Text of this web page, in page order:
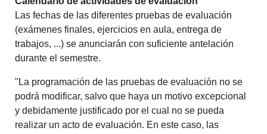
Las fechas de las diferentes pruebas de evaluación
(exámenes finales, ejercicios en aula, entrega de
trabajos, ...) se anunciarán con suficiente antelación
durante el semestre.
"La programación de las pruebas de evaluación no se
podrá modificar, salvo que haya un motivo excepcional
y debidamente justificado por el cual no se pueda
realizar un acto de evaluación. En este caso, las